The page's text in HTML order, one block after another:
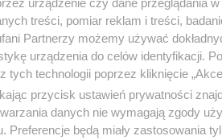
establishmentu - od Żyrinowskiego,
- grożące użyciem siły wobec
skalą ćwiczenia Sił Zbrojnych FR oraz
treści, pomiar reklam i treści,
Partnerzy możemy używać
urządzenia do celów identyfikacji.
tych technologii poprzez kliknięcie
przycisk ustawień prywatności
danych nie wymagają zgody
Preferencje będą miały zastosowania